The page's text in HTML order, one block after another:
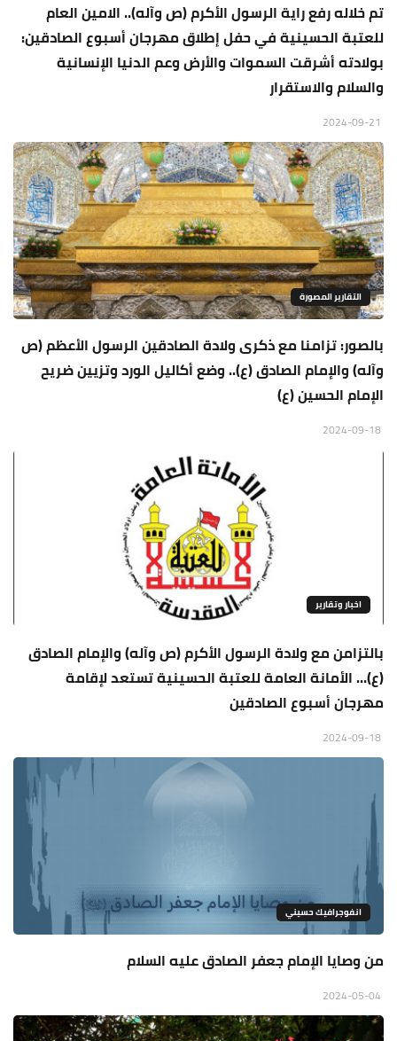
تم خلاله رفع راية الرسول الأكرم (ص وآله).. الامين العام
للعتبة الحسينية في حفل إطلاق مهرجان أسبوع الصادقين:
بولادته أشرقت السموات والأرض وعم الدنيا الإنسانية
والسلام والاستقرار
التقارير المصورة
بالصور: تزامنا مع ذكرى ولادة الصادقين الرسول الأعظم (ص
وآله) والإمام الصادق (ع).. وضع أكاليل الورد وتزيين ضريح
الإمام الحسين (ع)
اخبار وتقارير
بالتزامن مع ولادة الرسول الأكرم (ص وآله) والإمام الصادق
(ع)... الأمانة العامة للعتبة الحسينية تستعد لإقامة
مهرجان أسبوع الصادقين
انفوجرافيك حسيني
من وصايا الإمام جعفر الصادق عليه السلام